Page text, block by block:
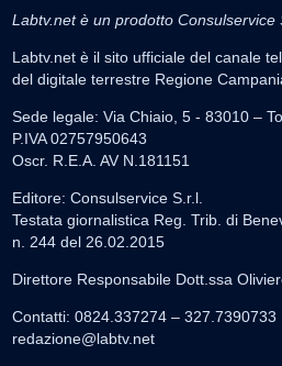
Labtv.net è un prodotto Consulservice
Labtv.net è il sito ufficiale del canale
del digitale terrestre Regione
Sede legale: Via Chiaio, 5 - 83010 –
P.IVA 02757950643
Oscr. R.E.A. AV N.181151
Editore: Consulservice S.r.l.
Testata giornalistica Reg. Trib. di
n. 244 del 26.02.2015
Direttore Responsabile Dott.ssa
Contatti: 0824.337274 – 327.7390733
redazione@labtv.net